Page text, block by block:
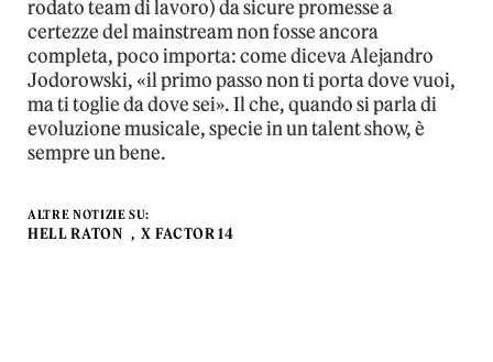
rodato team di lavoro) da sicure promesse a
certezze del mainstream non fosse ancora
completa, poco importa: come diceva Alejandro
Jodorowski, «il primo passo non ti porta dove vuoi,
ma ti toglie da dove sei». Il che, quando si parla di
evoluzione musicale, specie in un talent show, è
sempre un bene.
ALTRE NOTIZIE SU:
HELL RATON X FACTOR 14